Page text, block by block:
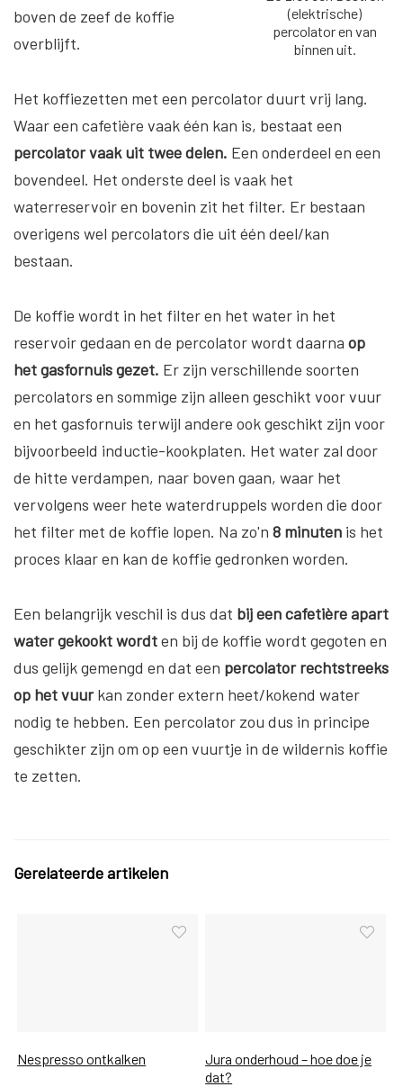
(elektrische)
percolator en van
binnen uit.
boven de zeef de koffie
overblijft.
Het koffiezetten met een percolator duurt vrij lang.
Waar een cafetière vaak één kan is, bestaat een
percolator vaak uit twee delen. Een onderdeel en een
bovendeel. Het onderste deel is vaak het
waterreservoir en bovenin zit het filter. Er bestaan
overigens wel percolators die uit één deel/kan
bestaan.
De koffie wordt in het filter en het water in het
reservoir gedaan en de percolator wordt daarna op
het gasfornuis gezet. Er zijn verschillende soorten
percolators en sommige zijn alleen geschikt voor vuur
en het gasfornuis terwijl andere ook geschikt zijn voor
bijvoorbeeld inductie-kookplaten. Het water zal door
de hitte verdampen, naar boven gaan, waar het
vervolgens weer hete waterdruppels worden die door
het filter met de koffie lopen. Na zo'n 8 minuten is het
proces klaar en kan de koffie gedronken worden.
Een belangrijk veschil is dus dat bij een cafetière apart
water gekookt wordten bij de koffie wordt gegoten en
dus gelijk gemengd en dat een percolator rechtstreeks
op het vuurkan zonder extern heet/kokend water
nodig te hebben. Een percolator zou dus in principe
geschikter zijn om op een vuurtje in de wildernis koffie
te zetten.
Gerelateerde artikelen
Nespresso ontkalken
Jura onderhoud – hoe doe je
dat?